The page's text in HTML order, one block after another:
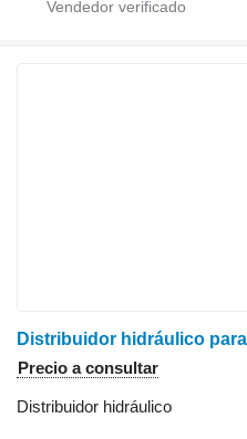
Precio a consultar
Distribuidor hidráulico